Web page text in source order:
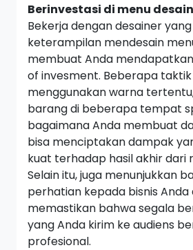
Berinvestasi di menu desain
Bekerja dengan desainer
keterampilan mendesain
membuat Anda mendapatkan
of invesment. Beberapa
menggunakan warna
barang di beberapa tempat
bagaimana Anda membuat
bisa menciptakan dampak
kuat terhadap hasil akhir dari
Selain itu, juga menunjukkan
perhatian kepada bisnis Anda
memastikan bahwa segala
yang Anda kirim ke audiens
profesional.